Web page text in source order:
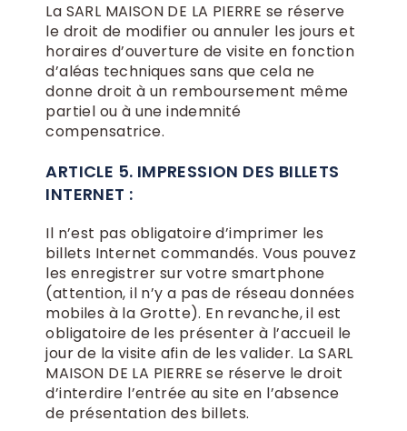
La SARL MAISON DE LA PIERRE se réserve
le droit de modifier ou annuler les jours et
horaires d’ouverture de visite en fonction
d’aléas techniques sans que cela ne
donne droit à un remboursement même
partiel ou à une indemnité
compensatrice.
ARTICLE 5. IMPRESSION DES BILLETS
INTERNET :
Il n’est pas obligatoire d’imprimer les
billets Internet commandés. Vous pouvez
les enregistrer sur votre smartphone
(attention, il n’y a pas de réseau données
mobiles à la Grotte). En revanche, il est
obligatoire de les présenter à l’accueil le
jour de la visite afin de les valider. La SARL
MAISON DE LA PIERRE se réserve le droit
d’interdire l’entrée au site en l’absence
de présentation des billets.